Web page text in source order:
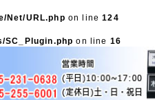
Net/URL.php on line124
on line 16